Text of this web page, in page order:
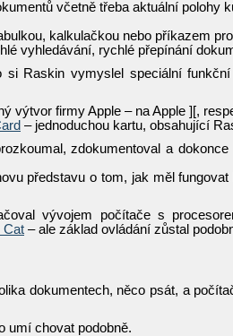
včetně třeba aktuální polohy
kalkulačkou nebo příkazem
vyhledávání, rychlé přepínání
Raskin vymyslel speciální
výtvor firmy Apple – na Apple ][,
– jednoduchou kartu, obsahující
zdokumentoval a
představu o tom, jak měl
vývojem počítače s
Cat – ale základ ovládání zůstal
dokumentech, něco psát, a
umí chovat podobně.